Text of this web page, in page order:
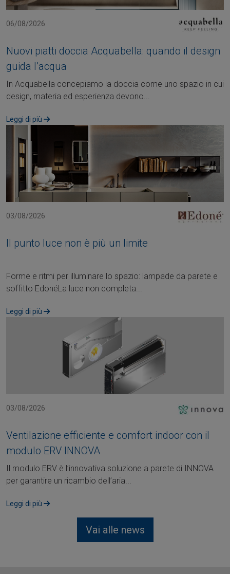
06/08/2026
Nuovi piatti doccia Acquabella: quando il design
guida l’acqua
In Acquabella concepiamo la doccia come uno spazio in cui
design, materia ed esperienza devono...
Leggi di più
03/08/2026
Il punto luce non è più un limite
Forme e ritmi per illuminare lo spazio: lampade da parete e
soffitto EdonéLa luce non completa...
Leggi di più
03/08/2026
Ventilazione efficiente e comfort indoor con il
modulo ERV INNOVA
Il modulo ERV è l’innovativa soluzione a parete di INNOVA
per garantire un ricambio dell’aria...
Leggi di più
Vai alle news